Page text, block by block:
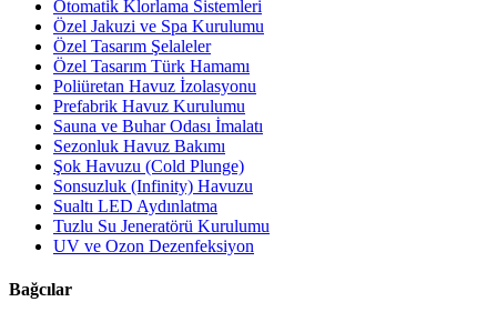
Otomatik Klorlama Sistemleri
Özel Jakuzi ve Spa Kurulumu
Özel Tasarım Şelaleler
Özel Tasarım Türk Hamamı
Poliüretan Havuz İzolasyonu
Prefabrik Havuz Kurulumu
Sauna ve Buhar Odası İmalatı
Sezonluk Havuz Bakımı
Şok Havuzu (Cold Plunge)
Sonsuzluk (Infinity) Havuzu
Sualtı LED Aydınlatma
Tuzlu Su Jeneratörü Kurulumu
UV ve Ozon Dezenfeksiyon
Bağcılar